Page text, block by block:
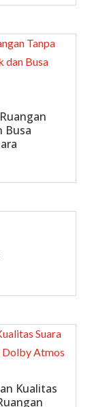
Busa
Kualitas